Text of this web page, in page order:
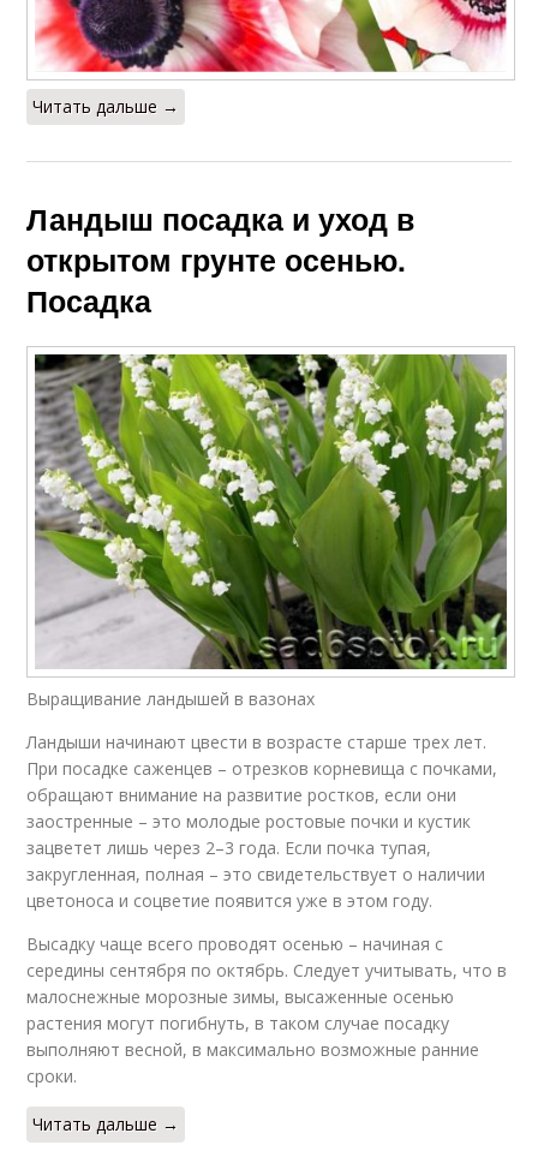
Читать дальше →
Ландыш посадка и уход в
открытом грунте осенью.
Посадка
Выращивание ландышей в вазонах
Ландыши начинают цвести в возрасте старше трех лет.
При посадке саженцев – отрезков корневища с почками,
обращают внимание на развитие ростков, если они
заостренные – это молодые ростовые почки и кустик
зацветет лишь через 2–3 года. Если почка тупая,
закругленная, полная – это свидетельствует о наличии
цветоноса и соцветие появится уже в этом году.
Высадку чаще всего проводят осенью – начиная с
середины сентября по октябрь. Следует учитывать, что в
малоснежные морозные зимы, высаженные осенью
растения могут погибнуть, в таком случае посадку
выполняют весной, в максимально возможные ранние
сроки.
Читать дальше →